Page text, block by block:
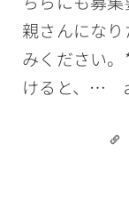
親さんにな
みください
けると、…